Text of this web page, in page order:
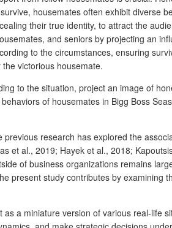
housemates often exhibit diverse
their true identity, to attract the
and seniors by projecting an
to the circumstances, ensuring
victorious housemate.
to the situation, project an image of
of housemates in Bigg Boss
research has explored the
et al., 2019; Hayek et al., 2018;
of business organizations remains
present study contributes by examining
a miniature version of various real-life